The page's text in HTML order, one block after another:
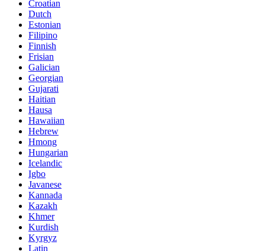
Croatian
Dutch
Estonian
Filipino
Finnish
Frisian
Galician
Georgian
Gujarati
Haitian
Hausa
Hawaiian
Hebrew
Hmong
Hungarian
Icelandic
Igbo
Javanese
Kannada
Kazakh
Khmer
Kurdish
Kyrgyz
Latin